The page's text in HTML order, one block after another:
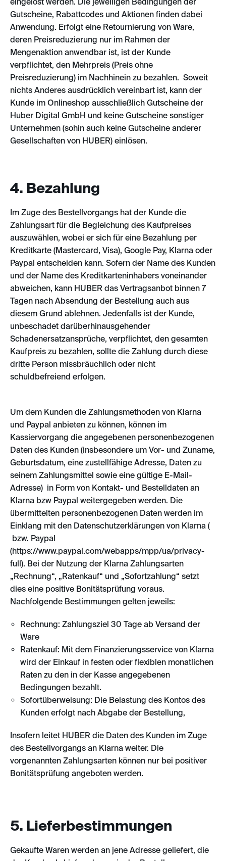
Gutscheine, Rabattcodes und Aktionen finden dabei
Anwendung. Erfolgt eine Retournierung von Ware,
deren Preisreduzierung nur im Rahmen der
Mengenaktion anwendbar ist, ist der Kunde
verpflichtet, den Mehrpreis (Preis ohne
Preisreduzierung) im Nachhinein zu bezahlen. Soweit
nichts Anderes ausdrücklich vereinbart ist, kann der
Kunde im Onlineshop ausschließlich Gutscheine der
Huber Digital GmbH und keine Gutscheine sonstiger
Unternehmen (sohin auch keine Gutscheine anderer
Gesellschaften von HUBER) einlösen.
4. Bezahlung
Im Zuge des Bestellvorgangs hat der Kunde die
Zahlungsart für die Begleichung des Kaufpreises
auszuwählen, wobei er sich für eine Bezahlung per
Kreditkarte (Mastercard, Visa), Google Pay, Klarna oder
Paypal entscheiden kann. Sofern der Name des Kunden
und der Name des Kreditkarteninhabers voneinander
abweichen, kann HUBER das Vertragsanbot binnen 7
Tagen nach Absendung der Bestellung auch aus
diesem Grund ablehnen. Jedenfalls ist der Kunde,
unbeschadet darüberhinausgehender
Schadenersatzansprüche, verpflichtet, den gesamten
Kaufpreis zu bezahlen, sollte die Zahlung durch diese
dritte Person missbräuchlich oder nicht
schuldbefreiend erfolgen.
Um dem Kunden die Zahlungsmethoden von Klarna
und Paypal anbieten zu können, können im
Kassiervorgang die angegebenen personenbezogenen
Daten des Kunden (insbesondere um Vor- und Zuname,
Geburtsdatum, eine zustellfähige Adresse, Daten zu
seinem Zahlungsmittel sowie eine gültige E-Mail-
Adresse) in Form von Kontakt- und Bestelldaten an
Klarna bzw Paypal weitergegeben werden. Die
übermittelten personenbezogenen Daten werden im
Einklang mit den Datenschutzerklärungen von Klarna (
bzw. Paypal
(https://www.paypal.com/webapps/mpp/ua/privacy-
full). Bei der Nutzung der Klarna Zahlungsarten
„Rechnung“, „Ratenkauf“ und „Sofortzahlung“ setzt
dies eine positive Bonitätsprüfung voraus.
Nachfolgende Bestimmungen gelten jeweils:
Rechnung: Zahlungsziel 30 Tage ab Versand der
Ware
Ratenkauf: Mit dem Finanzierungsservice von Klarna
wird der Einkauf in festen oder flexiblen monatlichen
Raten zu den in der Kasse angegebenen
Bedingungen bezahlt.
Sofortüberweisung: Die Belastung des Kontos des
Kunden erfolgt nach Abgabe der Bestellung,
Insofern leitet HUBER die Daten des Kunden im Zuge
des Bestellvorgangs an Klarna weiter. Die
vorgenannten Zahlungsarten können nur bei positiver
Bonitätsprüfung angeboten werden.
5. Lieferbestimmungen
Gekaufte Waren werden an jene Adresse geliefert, die